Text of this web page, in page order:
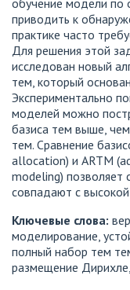
обучение модели по
приводить к
практике часто
Для решения этой
исследован новый
тем, который
Экспериментально
моделей можно
базиса тем выше,
тем. Сравнение
allocation) и ARTM
modeling) позволяет
совпадают с
Ключевые слова:
моделирование,
полный набор тем
размещение Дирихле,